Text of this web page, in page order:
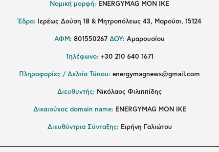
Νομική μορφή: ENERGYMAG MON IKE
Έδρα: Ιερέως Δούση 18 & Μητροπόλεως 43, Μαρούσι, 15124
ΑΦΜ: 801550267 ΔΟΥ: Αμαρουσίου
Τηλέφωνο: +30 210 640 1671
Πληροφορίες / Δελτία Τύπου: energymagnews@gmail.com
Διευθυντής: Νικόλαος Φιλιππίδης
Δικαιούχος domain name: ENERGYMAG ΜΟΝ ΙΚΕ
Διευθύντρια Σύνταξης: Ειρήνη Γαλιώτου